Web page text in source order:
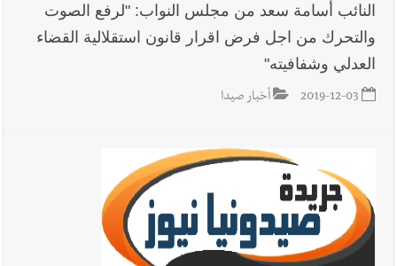
النائب أسامة سعد من مجلس النواب: "لرفع الصوت
والتحرك من اجل فرض اقرار قانون استقلالية القضاء
العدلي وشفافيته"
2019-12-03 أخبار صيدا